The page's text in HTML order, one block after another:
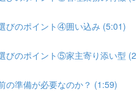
びのポイント④囲い込み (5:01)
のポイント⑤家主寄り添い型
準備が必要なのか？ (1:59)